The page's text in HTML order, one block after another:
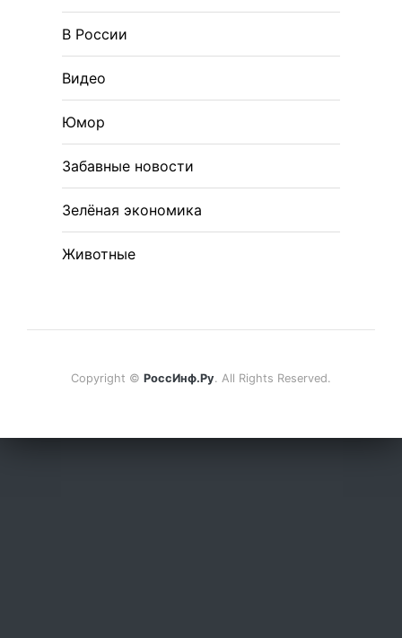
В России
Видео
Юмор
Забавные новости
Зелёная экономика
Животные
Copyright © РоссИнф.Ру. All Rights Reserved.